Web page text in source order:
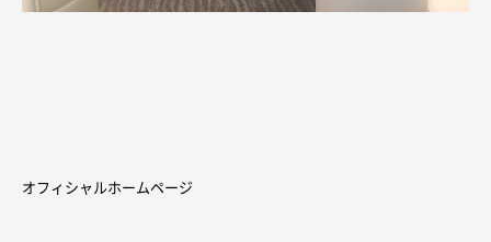
オフィシャルホームページ